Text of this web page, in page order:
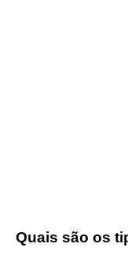
Quais são os